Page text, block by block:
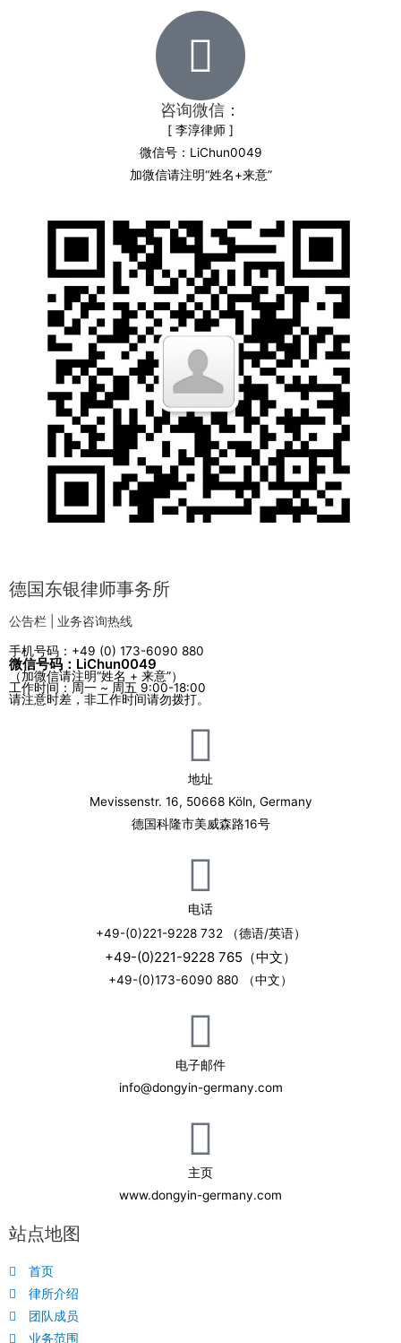
咨询微信：
[ 李淳律师 ]
微信号：LiChun0049
加微信请注明“姓名+来意”
德国东银律师事务所
公告栏 | 业务咨询热线
手机号码：+49 (0) 173-6090 880
微信号码：LiChun0049
（加微信请注明“姓名 + 来意”）
工作时间：周一 ~ 周五 9:00-18:00
请注意时差，非工作时间请勿拨打。
地址
Mevissenstr. 16, 50668 Köln, Germany
德国科隆市美威森路16号
电话
+49-(0)221-9228 732 （德语/英语）
+49-(0)221-9228 765（中文）
+49-(0)173-6090 880 （中文）
电子邮件
info@dongyin-germany.com
主页
www.dongyin-germany.com
站点地图
首页
律所介绍
团队成员
业务范围